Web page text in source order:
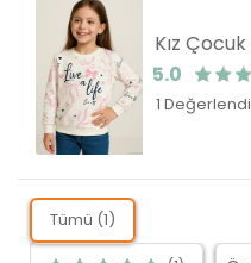
5.0
1
Tümü (1)